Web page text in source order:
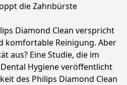
die Zahnbürste
Diamond Clean verspricht
komfortable Reinigung. Aber
aus? Eine Studie, die im
Hygiene veröffentlicht
des Philips Diamond Clean